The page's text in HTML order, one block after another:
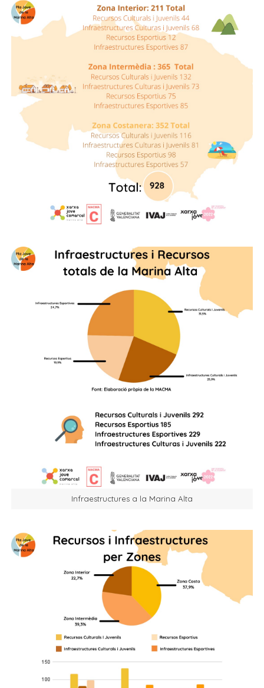
Infraestructures a la Marina Alta